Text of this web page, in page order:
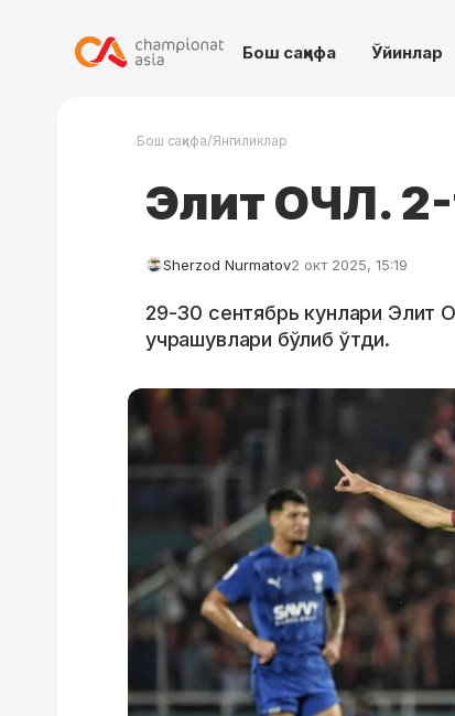
Бош саҳифа Ўйинлар
Бош саҳифа/Янгиликлар
Элит ОЧЛ.
Sherzod Nurmatov2 окт 2025, 15:19
29-30 сентябрь кунлари Элит
учрашувлари бўлиб ўтди.